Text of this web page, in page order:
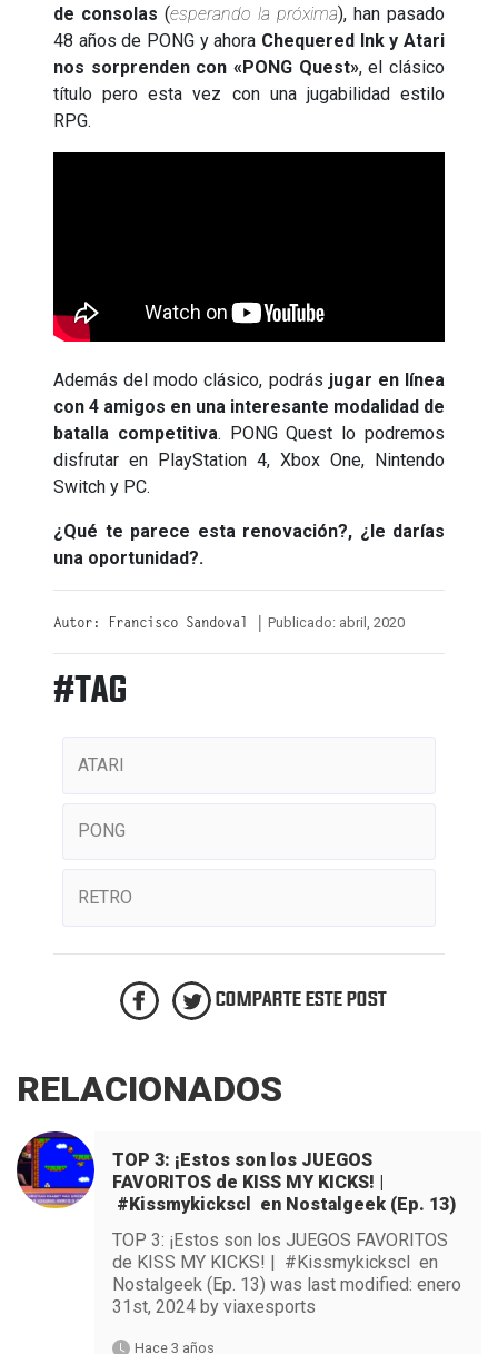
de consolas (esperando la próxima), han pasado
48 años de PONG y ahora Chequered Ink y Atari
nos sorprenden con «PONG Quest», el clásico
título pero esta vez con una jugabilidad estilo
RPG.
Además del modo clásico, podrás jugar en línea
con 4 amigos en una interesante modalidad de
batalla competitiva. PONG Quest lo podremos
disfrutar en PlayStation 4, Xbox One, Nintendo
Switch y PC.
¿Qué te parece esta renovación?, ¿le darías
una oportunidad?.
Autor: Francisco Sandoval | Publicado: abril, 2020
#TAG
ATARI
PONG
RETRO
COMPARTE ESTE POST
RELACIONADOS
TOP 3: ¡Estos son los JUEGOS
FAVORITOS de KISS MY KICKS! |
#Kissmykickscl en Nostalgeek (Ep. 13)
TOP 3: ¡Estos son los JUEGOS FAVORITOS
de KISS MY KICKS! | #Kissmykickscl en
Nostalgeek (Ep. 13) was last modified: enero
31st, 2024 by viaxesports
Hace 3 años